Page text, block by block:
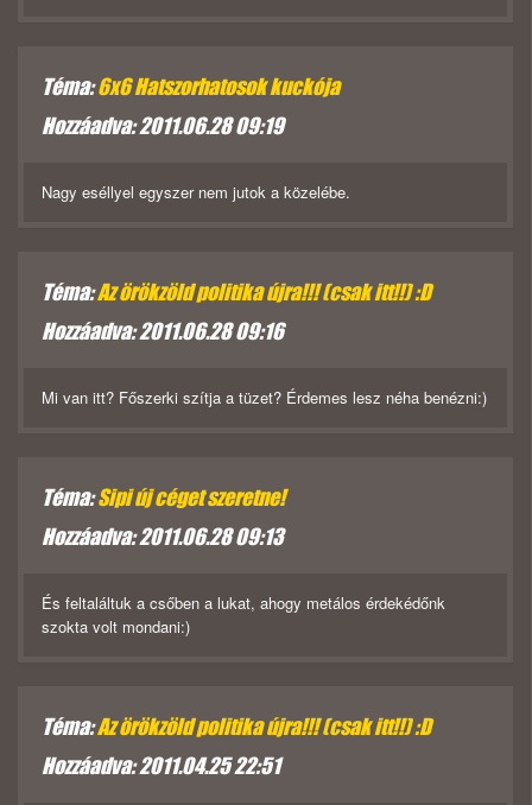
Téma:6x6 Hatszorhatosok kuckója
Hozzáadva: 2011.06.28 09:19
Nagy eséllyel egyszer nem jutok a közelébe.
Téma:Az örökzöld politika újra!!! (csak itt!!) :D
Hozzáadva: 2011.06.28 09:16
Mi van itt? Főszerki szítja a tüzet? Érdemes lesz néha benézni:)
Téma:Sipi új céget szeretne!
Hozzáadva: 2011.06.28 09:13
És feltaláltuk a csőben a lukat, ahogy metálos érdekédőnk
szokta volt mondani:)
Téma:Az örökzöld politika újra!!! (csak itt!!) :D
Hozzáadva: 2011.04.25 22:51